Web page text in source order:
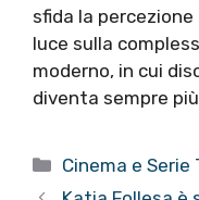
sfida la
luce sulla
moderno, in cui
diventa sempre
Categorie
Cinema e Serie